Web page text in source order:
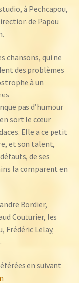
à Pechcapou,
de Papou
chansons, qui ne
des problèmes
à un
pas d’humour
en sort le cœur
Elle a ce petit
et son talent,
de ses
la comparent en
Bordier,
Couturier, les
Frédéric Lelay,
en suivant